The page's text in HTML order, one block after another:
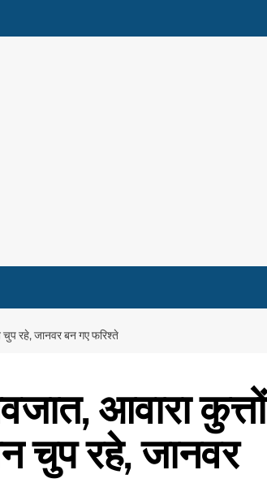
चुप रहे, जानवर बन गए फरिश्ते
आवारा कुत्तों
चुप रहे, जानवर